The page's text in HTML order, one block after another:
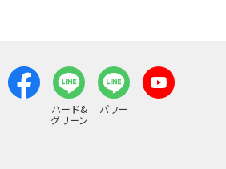
ハード&
グリーン
パワー